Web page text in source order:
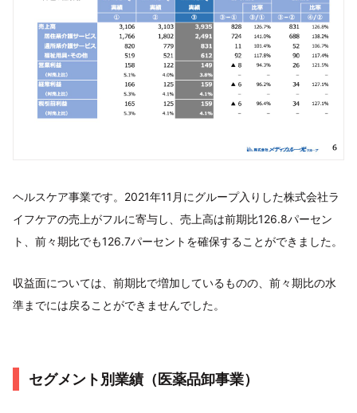
ヘルスケア事業です。2021年11月にグループ入りした株式会社ラ
イフケアの売上がフルに寄与し、売上高は前期比126.8パーセン
ト、前々期比でも126.7パーセントを確保することができました。
収益面については、前期比で増加しているものの、前々期比の水
準までには戻ることができませんでした。
セグメント別業績（医薬品卸事業）